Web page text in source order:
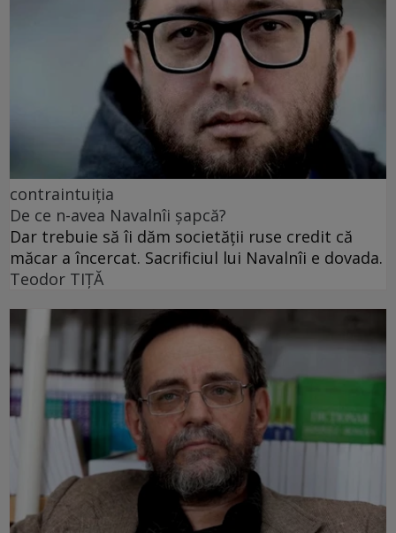
contraintuiția
De ce n-avea Navalnîi șapcă?
Dar trebuie să îi dăm societății ruse credit că
măcar a încercat. Sacrificiul lui Navalnîi e dovada.
Teodor TIŢĂ